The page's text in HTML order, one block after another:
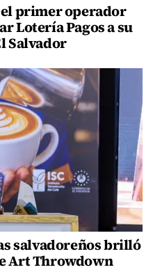
primer operador
Lotería Pagos a su
Salvador
salvadoreños brilló
Art Throwdown